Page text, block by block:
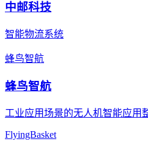
中邮科技
智能物流系统
蜂鸟智航
蜂鸟智航
工业应用场景的无人机智能应用
FlyingBasket